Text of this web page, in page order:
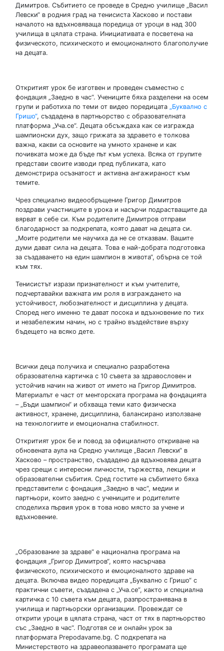
Димитров. Събитието се проведе в Средно училище „Васил
Левски“ в родния град на тенисиста Хасково и постави
началото на вдъхновяваща поредица от уроци в над 300
училища в цялата страна. Инициативата е посветена на
физическото, психическото и емоционалното благополучие
на децата.
Откритият урок бе изготвен и проведен съвместно с
фондация „Заедно в час“. Учениците бяха разделени на осем
групи и работиха по теми от видео поредицата „Буквално с
Гришо“, създадена в партньорство с образователната
платформа „Уча.се“. Децата обсъждаха как се изгражда
шампионски дух, защо грижата за здравето е толкова
важна, какви са основите на умното хранене и как
почивката може да бъде път към успеха. Всяка от групите
представи своите изводи пред публиката, като
демонстрира осъзнатост и активна ангажираност към
темите.
Чрез специално видеообръщение Григор Димитров
поздрави участниците в урока и насърчи подрастващите да
вярват в себе си. Към родителите Димитров отправи
благодарност за подкрепата, която дават на децата си.
„Моите родители ме научиха да не се отказвам. Вашите
думи дават сила на децата. Това е най-добрата подготовка
за създаването на един шампион в живота“, обърна се той
към тях.
Тенисистът изрази признателност и към учителите,
подчертавайки важната им роля в изграждането на
устойчивост, любознателност и дисциплина у децата.
Според него именно те дават посока и вдъхновение по тих
и незабележим начин, но с трайно въздействие върху
бъдещето на всяко дете.
Всички деца получиха и специално разработена
образователна картичка с 10 съвета за здравословен и
устойчив начин на живот от името на Григор Димитров.
Материалът е част от менторската програма на фондацията
– „Бъди шампион“ и обхваща теми като физическа
активност, хранене, дисциплина, балансирано използване
на технологиите и емоционална стабилност.
Откритият урок бе и повод за официалното откриване на
обновената аула на Средно училище „Васил Левски“ в
Хасково – пространство, създадено да вдъхновява децата
чрез срещи с интересни личности, тържества, лекции и
образователни събития. Сред гостите на събитието бяха
представители с фондация „Заедно в час“, медии и
партньори, които заедно с учениците и родителите
споделиха първия урок в това ново място за учене и
вдъхновение.
„Образование за здраве“ е национална програма на
фондация „Григор Димитров“, която насърчава
физическото, психическото и емоционалното здраве на
децата. Включва видео поредицата „Буквално с Гришо“ с
практични съвети, създадена с „Уча.се“, както и специална
картичка с 10 съвета към децата, разпространявана в
училища и партньорски организации. Провеждат се
открити уроци в цялата страна, част от тях в партньорство
със „Заедно в час“. Подготвя се и онлайн урок за
платформата Prepodavame.bg. С подкрепата на
Министерството на здравеопазването програмата ще